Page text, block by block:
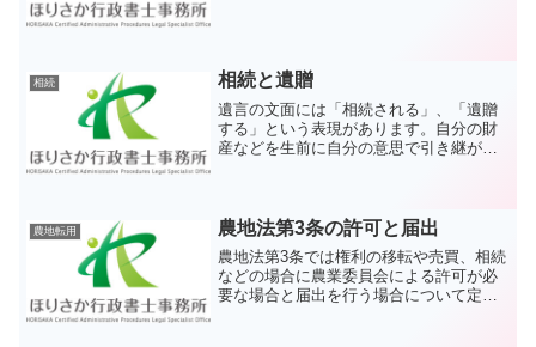
相続 相続と遺贈
遺言の文面には「相続される」、「遺贈
する」という表現があります。自分の財
産などを生前に自分の意思で引き継がせ
れぞれ意味が異なります。
農地転用 農地法第3条の許可と届出
農地法第3条では権利の移転や売買、相続
などの場合に農業委員会による許可が必
要な場合と届出を行う場合について定め